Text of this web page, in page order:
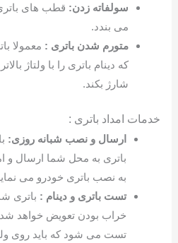
سولفاته زدن: قطب های
می بندد.
متورم شدن باتری : معمولا
شارژ بکند.
خدمات امداد باتری :
ارسال و نصب شبانه روزی:
باتری به محل شما ارسال و
به نصب باتری خودرو می
تست باتری و دینام : باتری
خراب بودن تعویض خواهد شد.
تست می شود که باید روی ولتاژ 13.8 الی 14.5